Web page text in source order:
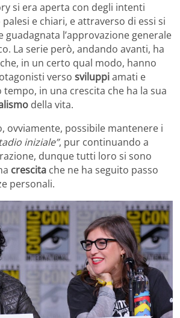
si era aperta con degli intenti
e chiari, e attraverso di essi si
guadagnata l’approvazione generale
La serie però, andando avanti, ha
che, in un certo qual modo, hanno
verso sviluppiamati e
in una crescita che ha la sua
della vita.
ovviamente, possibile mantenere i
iniziale”, pur continuando a
dunque tutti loro si sono
crescita che ne ha seguito passo
personali.